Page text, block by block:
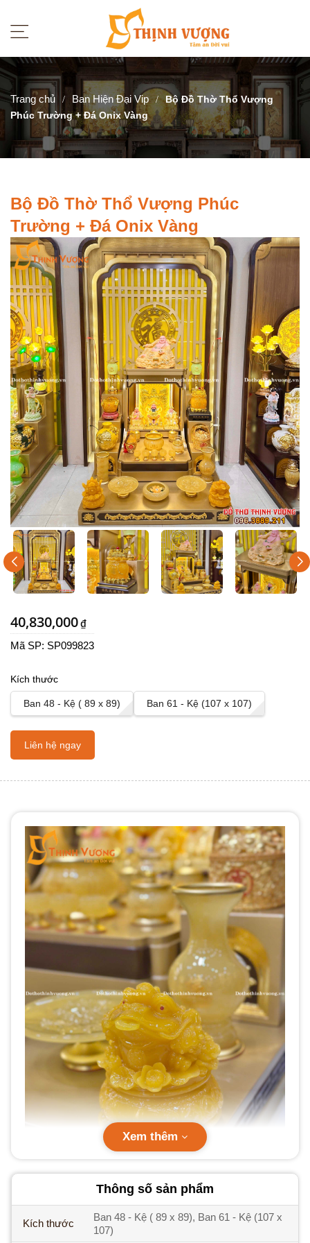
Trang chủ Ban Hiện Đại Vip
Bộ Đồ Thờ Thổ Vượng
Phúc Trường + Đá Onix Vàng
Bộ Đồ Thờ Thổ Vượng Phúc
Trường + Đá Onix Vàng
40,830,000₫
Kích thước
Ban 48 - Kệ ( 89 x 89) Ban 61 - Kệ (107 x 107)
Liên hệ ngay
Mã SP: SP099823
Thông số sản phẩm
Kích thước
Ban 48 - Kệ ( 89 x 89), Ban 61 - Kệ (107 x
107)
Xem thêm